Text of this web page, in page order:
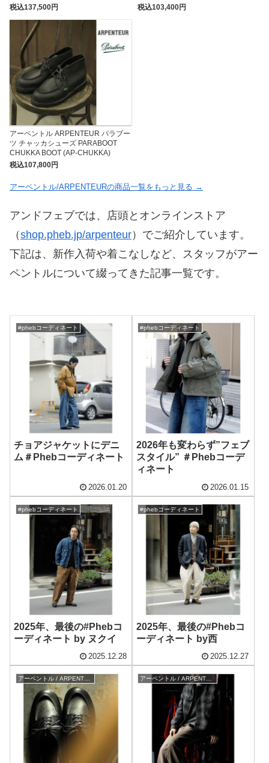
税込137,500円
税込103,400円
アーペントル ARPENTEUR パラブー
ツ チャッカシューズ PARABOOT
CHUKKA BOOT (AP-CHUKKA)
税込107,800円
アーペントル/ARPENTEURの商品一覧をもっと見る →
アンドフェブでは、店頭とオンラインストア
（shop.pheb.jp/arpenteur）でご紹介しています。
下記は、新作入荷や着こなしなど、スタッフがアー
ペントルについて綴ってきた記事一覧です。
#phebコーディネート
チョアジャケットにデニ
ム＃Phebコーディネート
2026.01.20
#phebコーディネート
2026年も変わらず”フェブ
スタイル” ＃Phebコーデ
ィネート
2026.01.15
#phebコーディネート
2025年、最後の#Phebコ
ーディネート by ヌクイ
2025.12.28
#phebコーディネート
2025年、最後の#Phebコ
ーディネート by西
2025.12.27
アーペントル / ARPENTEUR